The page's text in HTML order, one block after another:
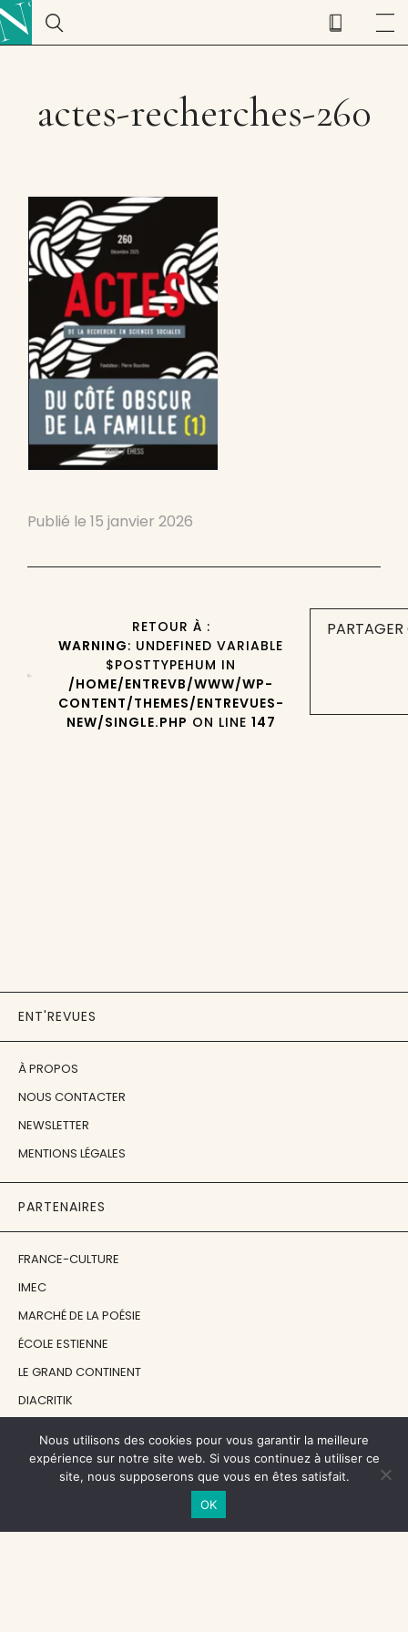
actes-recherches-260
Publié le 15 janvier 2026
RETOUR À :
WARNING: UNDEFINED VARIABLE
$POSTTYPEHUM IN
/HOME/ENTREVB/WWW/WP-
CONTENT/THEMES/ENTREVUES-
NEW/SINGLE.PHP ON LINE 147
ENT'REVUES
À PROPOS
NOUS CONTACTER
NEWSLETTER
MENTIONS LÉGALES
PARTENAIRES
FRANCE-CULTURE
IMEC
MARCHÉ DE LA POÉSIE
ÉCOLE ESTIENNE
LE GRAND CONTINENT
DIACRITIK
NOS SOUTIENS
CENTRE NATIONAL DU LIVRE
Nous utilisons des cookies pour vous garantir la meilleure
expérience sur notre site web. Si vous continuez à utiliser ce
site, nous supposerons que vous en êtes satisfait.
OK